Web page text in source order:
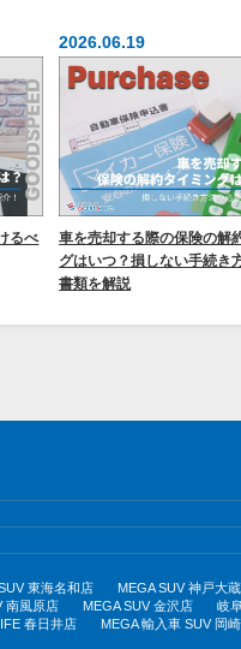
るべ
2026.06.19
車を売却する際の保険の解
グはいつ？損しない手続き
書類を解説
東海名和店 MEGA SUV 神戸大
南風原店 MEGA SUV 金沢店 岐
春日井店 MEGA 輸入車 SUV 岡